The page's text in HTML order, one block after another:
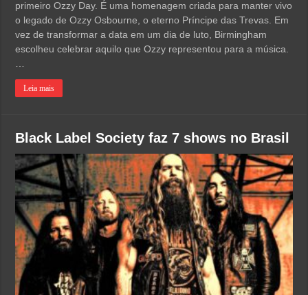
primeiro Ozzy Day. É uma homenagem criada para manter vivo
o legado de Ozzy Osbourne, o eterno Príncipe das Trevas. Em
vez de transformar a data em um dia de luto, Birmingham
escolheu celebrar aquilo que Ozzy representou para a música.
Leia mais
Black Label Society faz 7 shows no Brasil